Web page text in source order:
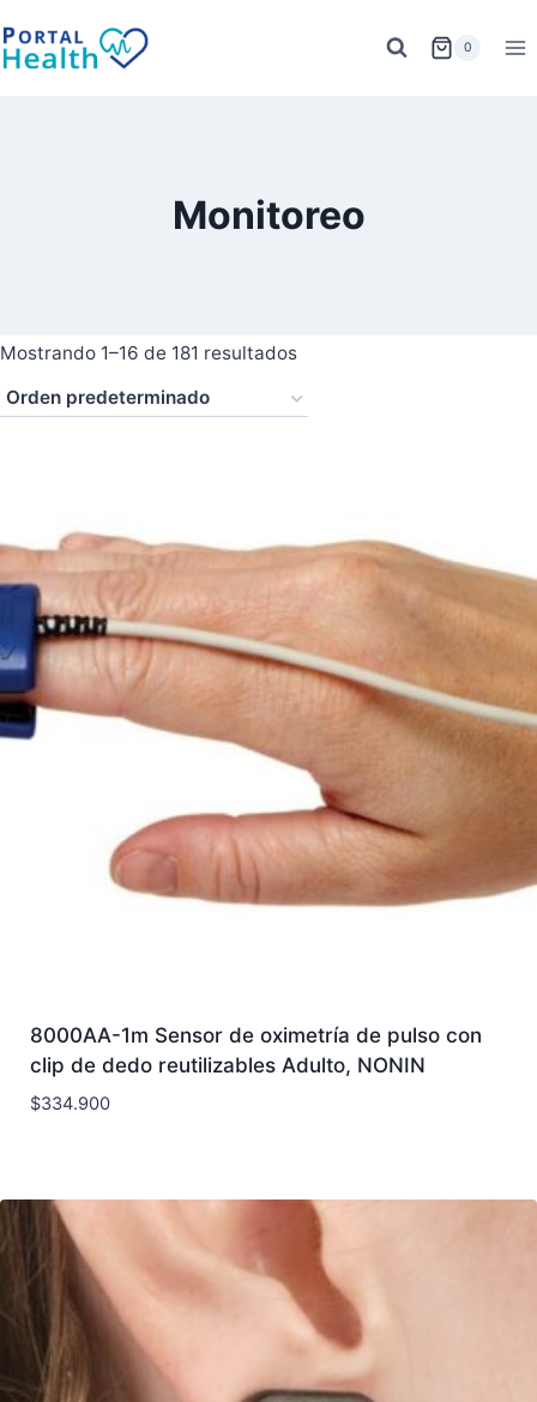
al
0
Monitoreo
Mostrando 1–16 de 181 resultados
8000AA-1m Sensor de oximetría de pulso con
clip de dedo reutilizables Adulto, NONIN
$334.900